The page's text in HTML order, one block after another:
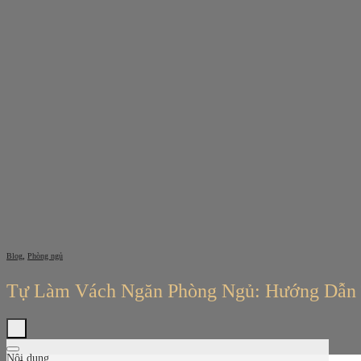
Blog Phòng ngủ
Tự Làm Vách Ngăn Phòng Ngủ: Hướng Dẫn
Nội dung